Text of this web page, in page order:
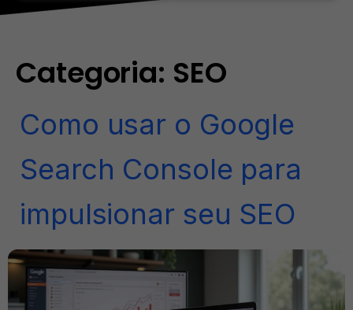
Categoria: SEO
Como usar o Google
Search Console para
impulsionar seu SEO